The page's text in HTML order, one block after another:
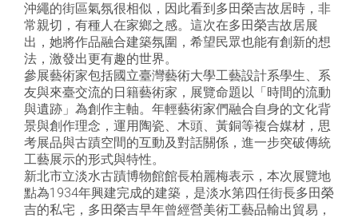
沖繩的街區氣氛很相似，因此看到多田榮吉故居時，非
常親切，有種人在家鄉之感。這次在多田榮吉故居展
出，她將作品融合建築氛圍，希望民眾也能有創新的想
法，激發出更有趣的世界。
參展藝術家包括國立臺灣藝術大學工藝設計系學生、系
友與來臺交流的日籍藝術家，展覽命題以「時間的流動
與遺跡」為創作主軸。年輕藝術家們融合自身的文化背
景與創作理念，運用陶瓷、木頭、黃銅等複合媒材，思
考展品與古蹟空間的互動及對話關係，進一步突破傳統
工藝展示的形式與特性。
新北市立淡水古蹟博物館館長柏麗梅表示，本次展覽地
點為1934年興建完成的建築，是淡水第四任街長多田榮
吉的私宅，多田榮吉早年曾經營美術工藝品輸出貿易，